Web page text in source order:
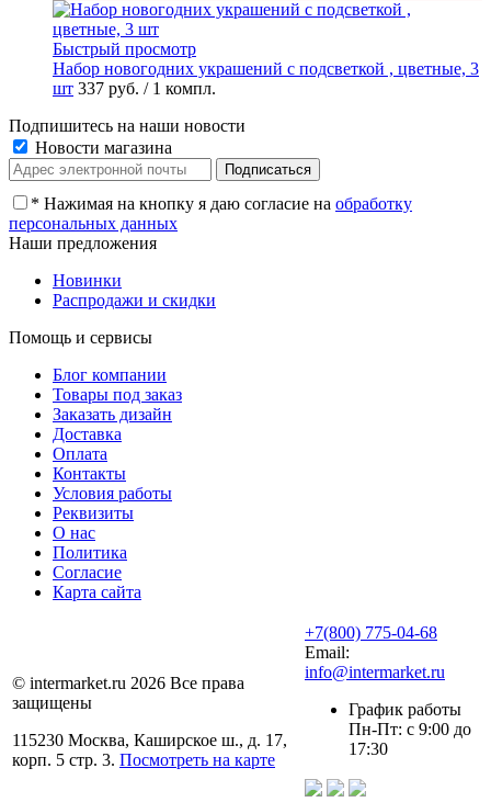
Быстрый просмотр
Набор новогодних украшений с подсветкой , цветные, 3
шт 337 руб. / 1 компл.
Подпишитесь на наши новости
Новости магазина
* Нажимая на кнопку я даю согласие на обработку
персональных данных
Наши предложения
Новинки
Распродажи и скидки
Помощь и сервисы
Блог компании
Товары под заказ
Заказать дизайн
Доставка
Оплата
Контакты
Условия работы
Реквизиты
О нас
Политика
Согласие
Карта сайта
© intermarket.ru 2026 Все права
защищены
115230 Москва, Каширское ш., д. 17,
корп. 5 стр. 3. Посмотреть на карте
+7(800) 775-04-68
Email:
info@intermarket.ru
График работы
Пн-Пт: с 9:00 до
17:30